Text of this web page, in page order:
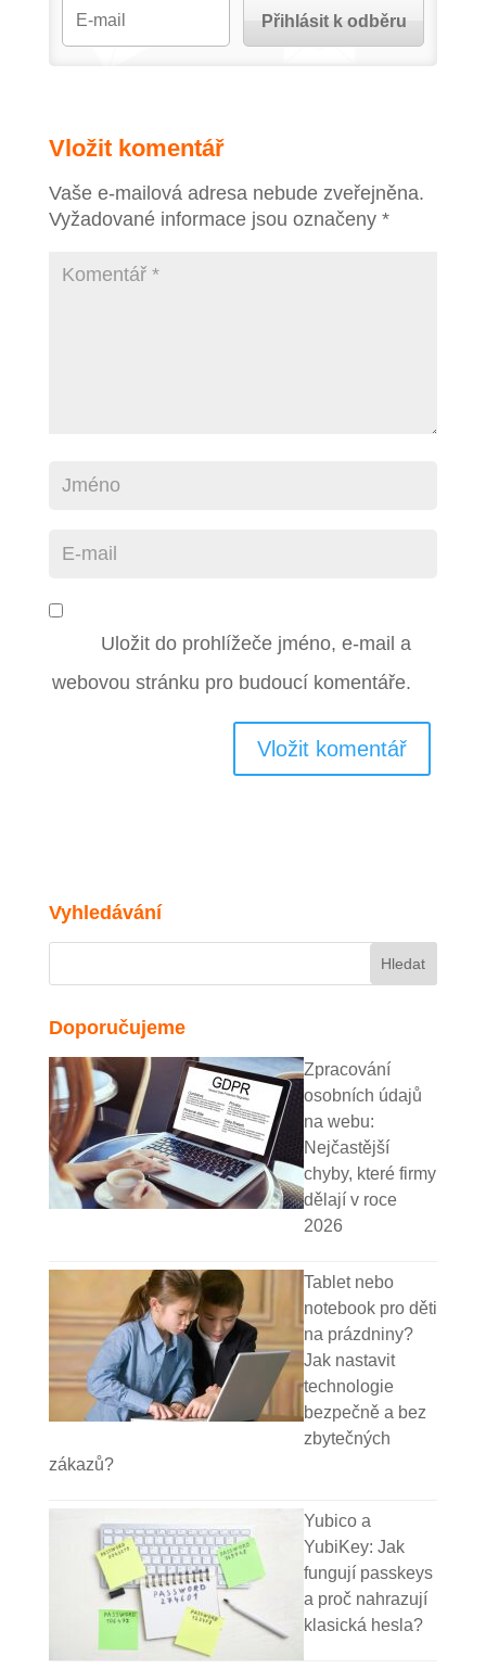
Vložit komentář
Vaše e-mailová adresa nebude zveřejněna.
Vyžadované informace jsou označeny *
Uložit do prohlížeče jméno, e-mail a
webovou stránku pro budoucí komentáře.
Vyhledávání
Doporučujeme
Zpracování
osobních údajů
na webu:
Nejčastější
chyby, které firmy
dělají v roce
2026
Tablet nebo
notebook pro děti
na prázdniny?
Jak nastavit
technologie
bezpečně a bez
zbytečných
zákazů?
Yubico a
YubiKey: Jak
fungují passkeys
a proč nahrazují
klasická hesla?